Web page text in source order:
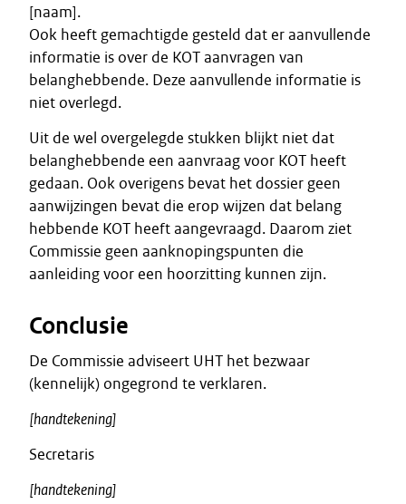
[naam].
Ook heeft gemachtigde gesteld dat er aanvullende
informatie is over de KOT aanvragen van
belanghebbende. Deze aanvullende informatie is
niet overlegd.
Uit de wel overgelegde stukken blijkt niet dat
belanghebbende een aanvraag voor KOT heeft
gedaan. Ook overigens bevat het dossier geen
aanwijzingen bevat die erop wijzen dat belang
hebbende KOT heeft aangevraagd. Daarom ziet
Commissie geen aanknopingspunten die
aanleiding voor een hoorzitting kunnen zijn.
Conclusie
De Commissie adviseert UHT het bezwaar
(kennelijk) ongegrond te verklaren.
[handtekening]
Secretaris
[handtekening]